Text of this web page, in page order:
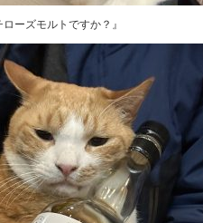
ローズモルトですか？』